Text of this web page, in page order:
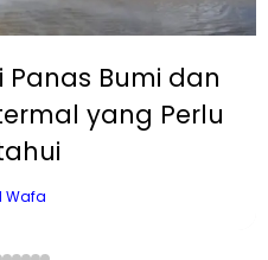
Panas Bumi dan
yang Perlu
Wafa